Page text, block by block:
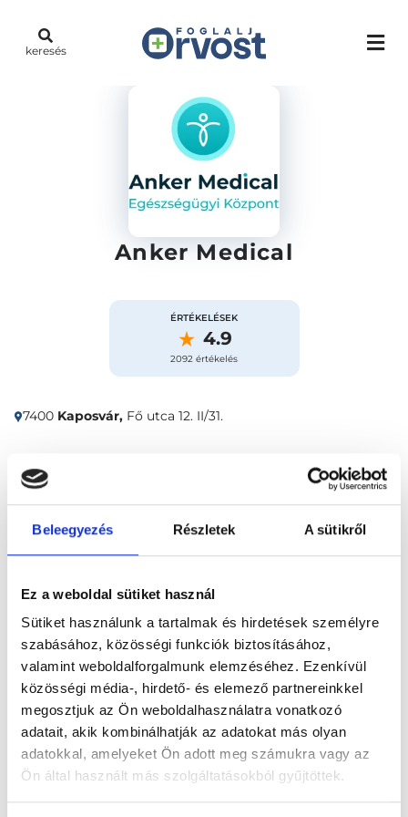
Beleegyezés Részletek A sütikről
Ez a weboldal sütiket használ
Sütiket használunk a tartalmak és hirdetések személyre
szabásához, közösségi funkciók biztosításához,
valamint weboldalforgalmunk elemzéséhez. Ezenkívül
közösségi média-, hirdető- és elemező partnereinkkel
megosztjuk az Ön weboldalhasználatra vonatkozó
adatait, akik kombinálhatják az adatokat más olyan
adatokkal, amelyeket Ön adott meg számukra vagy az
Ön által használt más szolgáltatásokból gyűjtöttek.
keresés
Anker Medical
ÉRTÉKELÉSEK
4.9
2092 értékelés
7400 Kaposvár, Fő utca 12. II/31.
Időpontfoglalás Vélemények
Foglalj időpontot
Összes szakterület
Főoldal Klinikák Belgyógyász, Kaposvár
Anker Medical